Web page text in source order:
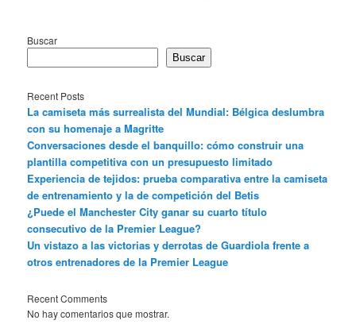
Buscar
Buscar
Recent Posts
La camiseta más surrealista del Mundial: Bélgica deslumbra
con su homenaje a Magritte
Conversaciones desde el banquillo: cómo construir una
plantilla competitiva con un presupuesto limitado
Experiencia de tejidos: prueba comparativa entre la camiseta
de entrenamiento y la de competición del Betis
¿Puede el Manchester City ganar su cuarto título
consecutivo de la Premier League?
Un vistazo a las victorias y derrotas de Guardiola frente a
otros entrenadores de la Premier League
Recent Comments
No hay comentarios que mostrar.